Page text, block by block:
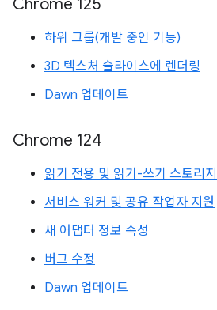
Chrome 125
하위 그룹(개발 중인 기능)
3D 텍스처 슬라이스에 렌더링
Dawn 업데이트
Chrome 124
읽기 전용 및 읽기-쓰기 스토리
서비스 워커 및 공유 작업자 지원
새 어댑터 정보 속성
버그 수정
Dawn 업데이트